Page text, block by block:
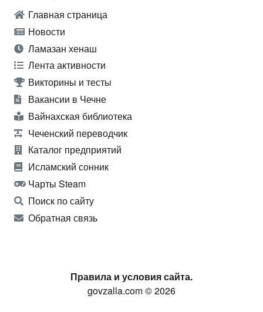
Главная страница
Новости
Ламазан хенаш
Лента активности
Викторины и тесты
Вакансии в Чечне
Вайнахская библиотека
Чеченский переводчик
Каталог предприятий
Исламский сонник
Чарты Steam
Поиск по сайту
Обратная связь
Правила и условия сайта.
govzalla.com © 2026